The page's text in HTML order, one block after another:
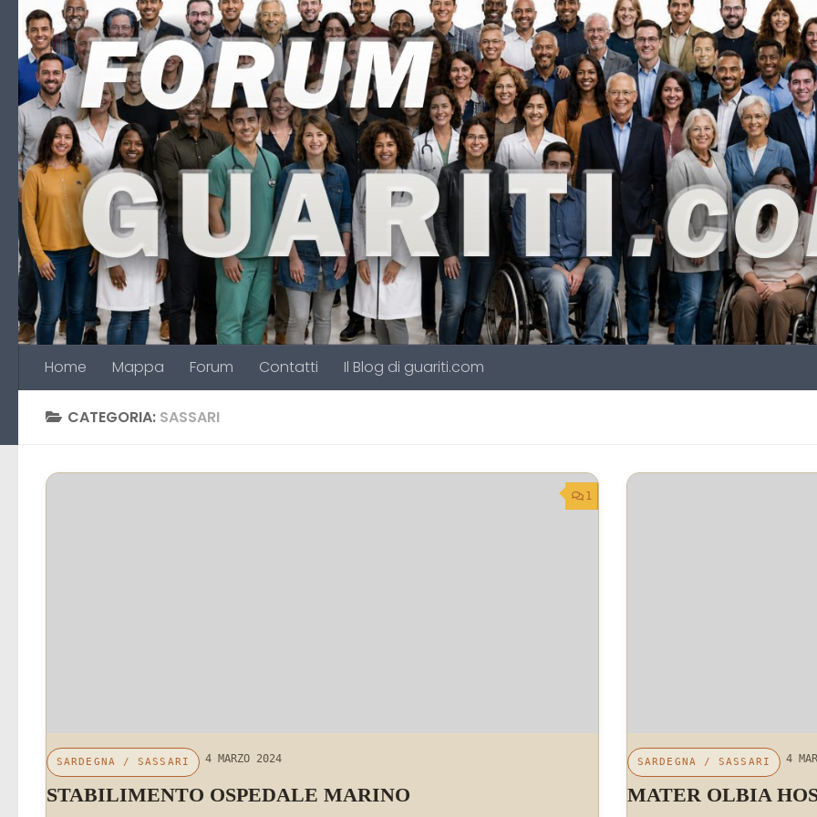
Salta al contenuto
Home Mappa Forum Contatti Il Blog di guariti.com
CATEGORIA: SASSARI
1
SARDEGNA /SASSARI 4 MARZO 2024
STABILIMENTO OSPEDALE MARINO
SARDEGNA /SASSARI 4
MATER OLBIA